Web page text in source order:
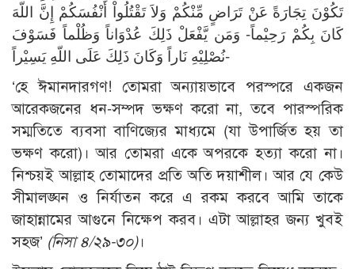
تَكُوْنَ تِجَارَةً عَنْ تَرَاضٍ مِّنْكُمْ وَلاَ تَقْتُلُواْ أَنْفُسَكُمْ إِنَّ اللّهَ
كَانَ بِكُمْ رَحِيْماً- وَمَن يَّفْعَلْ ذَلِكَ عُدْوَاناً وَظُلْماً فَسَوْفَ
نُصْلِيْهِ نَاراً وَكَانَ ذَلِكَ عَلَى اللّهِ يَسِيْراً-
‘হে ঈমানদারগণ! তোমরা অন্যায়ভাবে পরস্পরে একজন
আরেকজনের ধন-সম্পদ ভক্ষণ করো না, তবে পারস্পরিক
সম্মতিতে ব্যবসা বাণিজ্যের মাধ্যমে (যা উপার্জিত হয় তা
ভক্ষণ করো)। আর তোমরা একে অপরকে হত্যা করো না।
নিশ্চয়ই আল্লাহ তোমাদের প্রতি অতি দয়াশীল। আর যে কেউ
সীমালঙ্ঘন ও নির্যাতন করে এ রকম করবে আমি তাকে
জাহান্নামের আগুনে নিক্ষেপ করব। এটা আল্লাহর জন্য খুবই
সহজ’ (নিসা ৪/২৯-৩০)।